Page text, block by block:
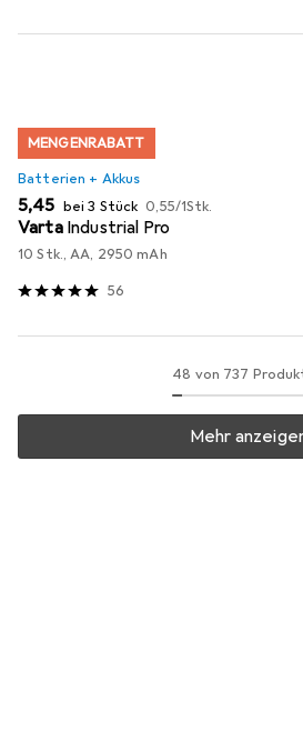
MENGENRABATT
Batterien + Akkus
EUR
5,45 bei 3 Stück EUR
0,55/1Stk.
Varta Industrial Pro
10 Stk., AA, 2950 mAh
56
48 von 737
Mehr